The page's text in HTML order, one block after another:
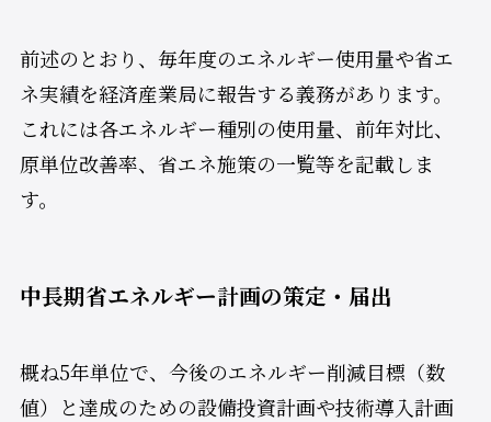
前述のとおり、毎年度のエネルギー使用量や省エ
ネ実績を経済産業局に報告する義務があります。
これには各エネルギー種別の使用量、前年対比、
原単位改善率、省エネ施策の一覧等を記載しま
す。
中長期省エネルギー計画の策定・届出
概ね5年単位で、今後のエネルギー削減目標（数
値）と達成のための設備投資計画や技術導入計画